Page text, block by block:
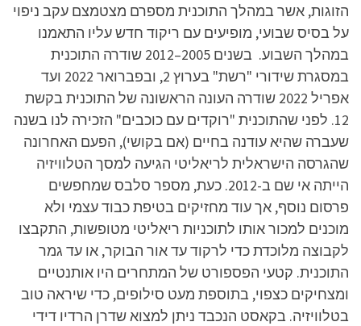
הזוגות, אשר במהלך התוכנית מספרם מצטמצם עקב ניפוי
על בסיס שבועי, מופיעים עם ריקוד חדש עליו התאמנו
במהלך השבוע. בשנים 2005–2012 שודרה התוכנית
במסגרת שידורי "רשת" בערוץ 2, ובפברואר 2022 ועד
אפריל 2022 שודרה העונה הראשונה של התוכנית בקשת
12. לפני שהתוכנית "רוקדים עם כוכבים" הזכירה לנו בשנה
שעברה שהיא עודנה בחיים (אם בקושי), הפעם האחרונה
שהגרסה הישראלית לריאליטי הגיעה למסך הטלוויזיה
הייתה אי שם ב-2012. כעת, מספר סלבס שמחפשים
פרסום נוסף, אך עוד מחזיקים בטיפת כבוד עצמי ולא
מוכנים למכור אותו לתוכניות ריאליטי מטופשות, התקבצו
לקבוצה מלוכדת כדי לרקוד עד אור הבוקר, או עד גמר
התוכנית. קטעי הפספורט של המתחרים היו אותנטיים
ומצחיקים כצפוי, בתוספת מעט סילופים, כדי שיראה טוב
בטלוויזיה. בקאסט הנכבד ניתן למצוא שדרן הרדיו דידי